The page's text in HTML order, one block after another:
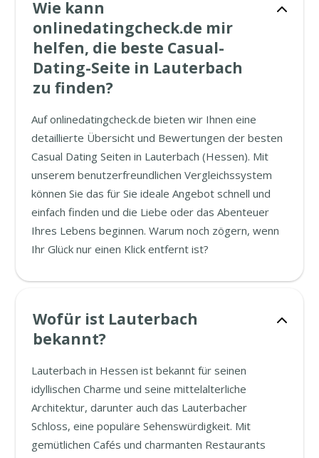
Wie kann
onlinedatingcheck.de mir
helfen, die beste Casual-
Dating-Seite in Lauterbach
zu finden?
Auf onlinedatingcheck.de bieten wir Ihnen eine
detaillierte Übersicht und Bewertungen der besten
Casual Dating Seiten in Lauterbach (Hessen). Mit
unserem benutzerfreundlichen Vergleichssystem
können Sie das für Sie ideale Angebot schnell und
einfach finden und die Liebe oder das Abenteuer
Ihres Lebens beginnen. Warum noch zögern, wenn
Ihr Glück nur einen Klick entfernt ist?
Wofür ist Lauterbach
bekannt?
Lauterbach in Hessen ist bekannt für seinen
idyllischen Charme und seine mittelalterliche
Architektur, darunter auch das Lauterbacher
Schloss, eine populäre Sehenswürdigkeit. Mit
gemütlichen Cafés und charmanten Restaurants